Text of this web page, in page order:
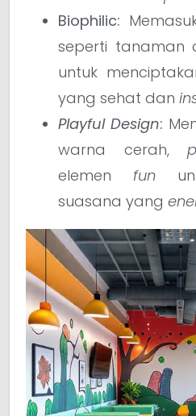
Biophilic:
seperti tanaman
untuk
yang sehat dan
Playful Design:
warna cerah,
elemen fun
suasana yang